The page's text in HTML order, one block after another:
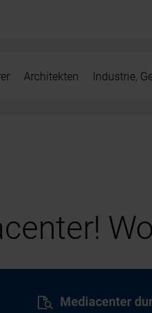
Architekten Industrie,
Mediacenter